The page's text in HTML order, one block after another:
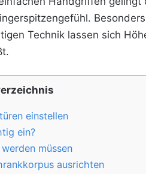
Technik lassen sich
einstellen
ein?
müssen
ausrichten